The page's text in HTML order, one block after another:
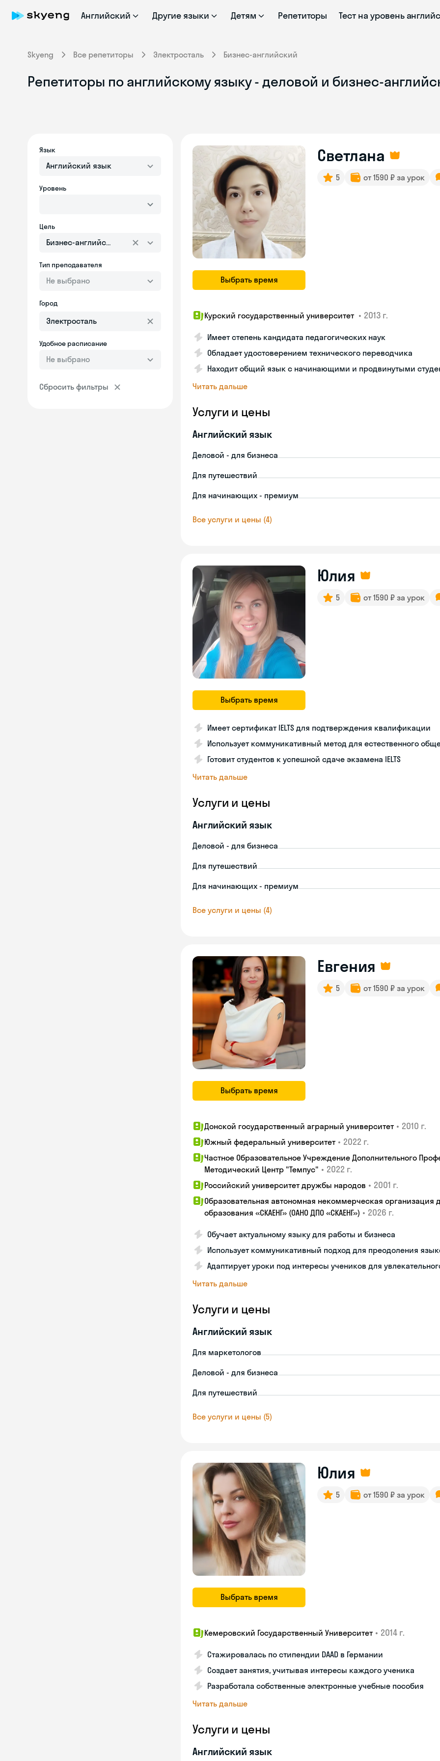
Английский Другие языки Детям Репетиторы Тест на уровень
Skyeng Все репетиторы Электросталь Бизнес-английский
Репетиторы по английскому языку - деловой и бизнес-
Язык
Английский язык
Уровень
Цель
Бизнес-английский
Тип преподавателя
Не выбрано
Город
Удобное расписание
Не выбрано
Сбросить фильтры
Выбрать время
Светлана
5 от 1590 ₽ за урок
Курский государственный университет • 2013 г.
Имеет степень кандидата педагогических наук
Обладает удостоверением технического переводчика
Находит общий язык с начинающими и продвинутыми
Читать дальше
Услуги и цены
Английский язык
Деловой - для бизнеса
Для путешествий
Для начинающих - премиум
Все услуги и цены (4)
Выбрать время
Юлия
5 от 1590 ₽ за урок
Имеет сертификат IELTS для подтверждения квалификации
Использует коммуникативный метод для естественного
Готовит студентов к успешной сдаче экзамена IELTS
Читать дальше
Услуги и цены
Английский язык
Деловой - для бизнеса
Для путешествий
Для начинающих - премиум
Все услуги и цены (4)
Выбрать время
Евгения
5 от 1590 ₽ за урок
Донской государственный аграрный университет • 2010 г.
Южный федеральный университет • 2022 г.
Частное Образовательное Учреждение Дополнительного
Методический Центр "Темпус" • 2022 г.
Российский университет дружбы народов • 2001 г.
Образовательная автономная некоммерческая организация
образования «СКАЕНГ» (ОАНО ДПО «СКАЕНГ») • 2026 г.
Обучает актуальному языку для работы и бизнеса
Использует коммуникативный подход для преодоления
Адаптирует уроки под интересы учеников для
Читать дальше
Услуги и цены
Английский язык
Для маркетологов
Деловой - для бизнеса
Для путешествий
Все услуги и цены (5)
Выбрать время
Юлия
5 от 1590 ₽ за урок
Кемеровский Государственный Университет • 2014 г.
Стажировалась по стипендии DAAD в Германии
Создает занятия, учитывая интересы каждого ученика
Разработала собственные электронные учебные пособия
Читать дальше
Услуги и цены
Английский язык